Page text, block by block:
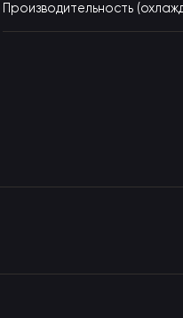
Производительность